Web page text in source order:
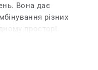
Вона дає
різних
просторі.
та металу, грайте з
iD Inspiration